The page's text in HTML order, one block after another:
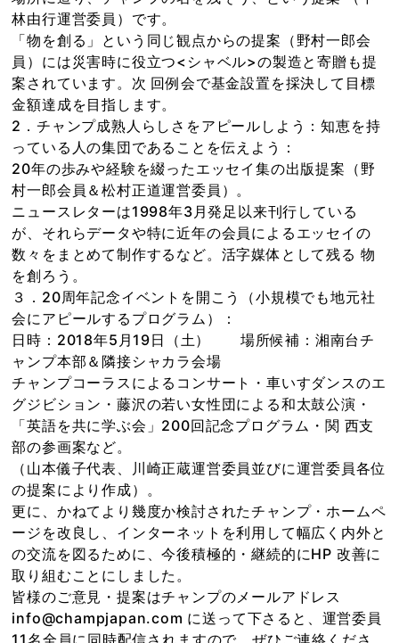
林由行運営委員）です。
「物を創る」という同じ観点からの提案（野村一郎会
員）には災害時に役立つ<シャベル>の製造と寄贈も提
案されています。次 回例会で基金設置を採決して目標
金額達成を目指します。
2．チャンプ成熟人らしさをアピールしよう：知恵を持
っている人の集団であることを伝えよう：
20年の歩みや経験を綴ったエッセイ集の出版提案（野
村一郎会員＆松村正道運営委員）。
ニュースレターは1998年3月発足以来刊行している
が、それらデータや特に近年の会員によるエッセイの
数々をまとめて制作するなど。活字媒体として残る 物
を創ろう。
３．20周年記念イベントを開こう（小規模でも地元社
会にアピールするプログラム）：
日時：2018年5月19日（土） 場所候補：湘南台チ
ャンプ本部＆隣接シャカラ会場
チャンプコーラスによるコンサート・車いすダンスのエ
グジビション・藤沢の若い女性団による和太鼓公演・
「英語を共に学ぶ会」200回記念プログラム・関 西支
部の参画案など。
（山本儀子代表、川崎正蔵運営委員並びに運営委員各位
の提案により作成）。
更に、かねてより幾度か検討されたチャンプ・ホームペ
ージを改良し、インターネットを利用して幅広く内外と
の交流を図るために、今後積極的・継続的にHP 改善に
取り組むことにしました。
皆様のご意見・提案はチャンプのメールアドレス
info@champjapan.com に送って下さると、運営委員
11名全員に同時配信されますので、ぜひご連絡くださ